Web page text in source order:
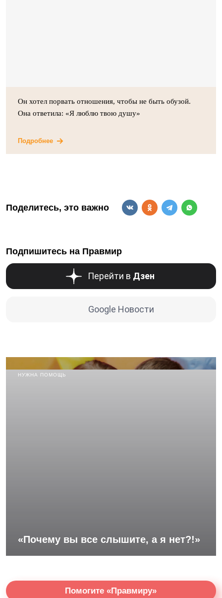
Он хотел порвать отношения, чтобы не быть обузой.
Она ответила: «Я люблю твою душу»
Подробнее
Поделитесь, это важно
Подпишитесь на Правмир
Перейти в Дзен
Google Новости
НУЖНА ПОМОЩЬ
«Почему вы все слышите, а я нет?!»
Помогите «Правмиру»